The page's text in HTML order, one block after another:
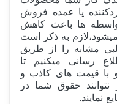
یا عمده فروش
ها باعث کاهش
میشود،لازم به ذکر است
مشابه را از طریق
رسانی میکنیم تا
با قیمت های کاذب و
حقوق شما در
نمایند.